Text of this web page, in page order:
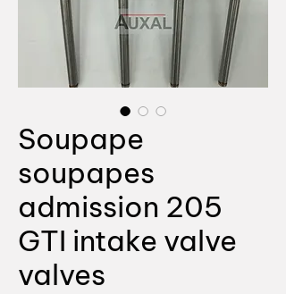
Soupape
soupapes
admission 205
GTI intake valve
valves